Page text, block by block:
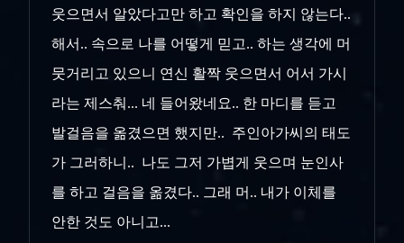
웃으면서 알았다고만 하고 확인을 하지 않는다..
해서.. 속으로 나를 어떻게 믿고.. 하는 생각에 머
뭇거리고 있으니 연신 활짝 웃으면서 어서 가시
라는 제스춰... 네 들어왔네요.. 한 마디를 듣고
발걸음을 옮겼으면 했지만.. 주인아가씨의 태도
가 그러하니.. 나도 그저 가볍게 웃으며 눈인사
를 하고 걸음을 옮겼다.. 그래 머.. 내가 이체를
안한 것도 아니고...